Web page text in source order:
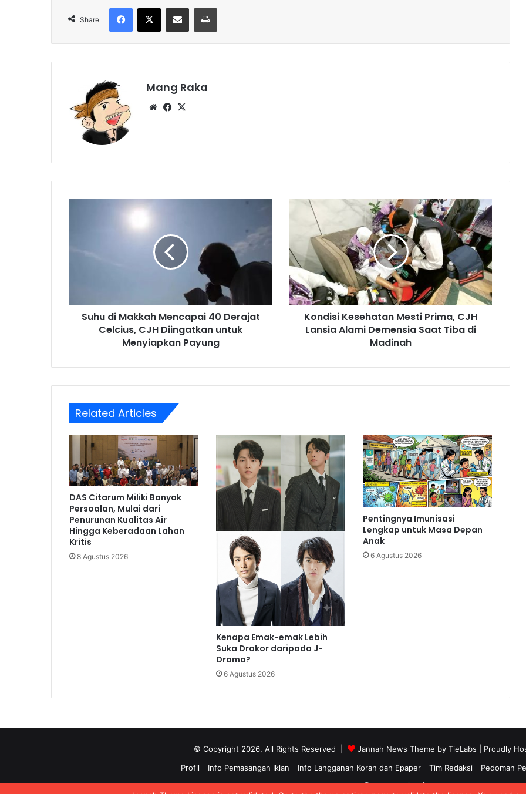
Share
Facebook
X Share via Email Print
Mang Raka
WebsiteFacebook
Diingatkan
untuk
Menyiapkan
Suhu di Makkah Mencapai 40 Derajat
Celcius, CJH Diingatkan untuk
Menyiapkan Payung
Kondisi
Kesehatan
Prima,
CJH
Lansia
Alami
Demensia
Saat
Kondisi Kesehatan Mesti Prima, CJH
Lansia Alami Demensia Saat Tiba di
Madinah
Related Articles
DAS Citarum Miliki Banyak
Persoalan, Mulai dari
Penurunan Kualitas Air
Hingga Keberadaan Lahan
Kritis
8 Agustus 2026
Kenapa Emak-emak Lebih
Suka Drakor daripada J-
Drama?
6 Agustus 2026
Pentingnya Imunisasi
Lengkap untuk Masa Depan
Anak
6 Agustus 2026
© Copyright 2026, All Rights Reserved | Jannah News Theme by TieLabs | Proudly
Profil
Info Pemasangan Iklan Info Langganan Koran dan Epaper Tim Redaksi
Pedoman
Facebook
X YouTube
Instagram
TikTok